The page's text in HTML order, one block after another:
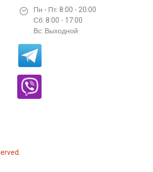
Пн - Пт: 8:00 - 20:00
Сб: 8:00 - 17:00
Вс: Выходной